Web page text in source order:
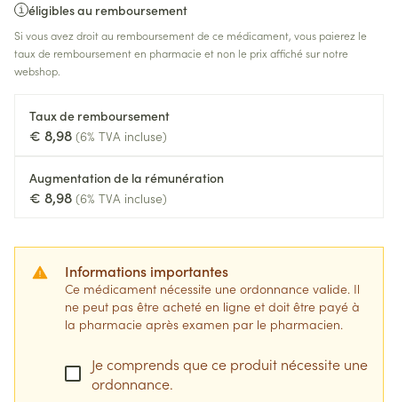
éligibles au remboursement
Si vous avez droit au remboursement de ce médicament, vous paierez le
taux de remboursement en pharmacie et non le prix affiché sur notre
webshop.
Taux de remboursement
€ 8,98 (6% TVA incluse)
Augmentation de la rémunération
€ 8,98 (6% TVA incluse)
Informations importantes
Ce médicament nécessite une ordonnance valide. Il
ne peut pas être acheté en ligne et doit être payé à
la pharmacie après examen par le pharmacien.
Je comprends que ce produit nécessite une
ordonnance.